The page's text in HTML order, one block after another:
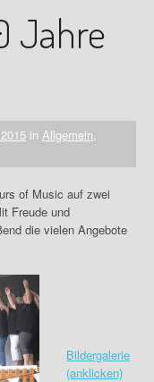
Jahre
in Allgemein,
of Music auf zwei
Freude und
die vielen Angebote
Bildergalerie
(anklicken)